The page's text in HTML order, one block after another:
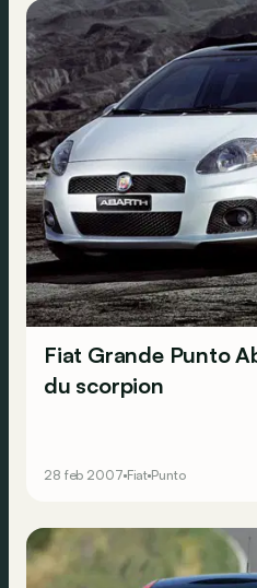
Fiat Grande Punto
du scorpion
28 feb 2007 Fiat Punto